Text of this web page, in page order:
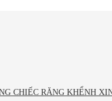
CHIẾC RĂNG KHỂNH